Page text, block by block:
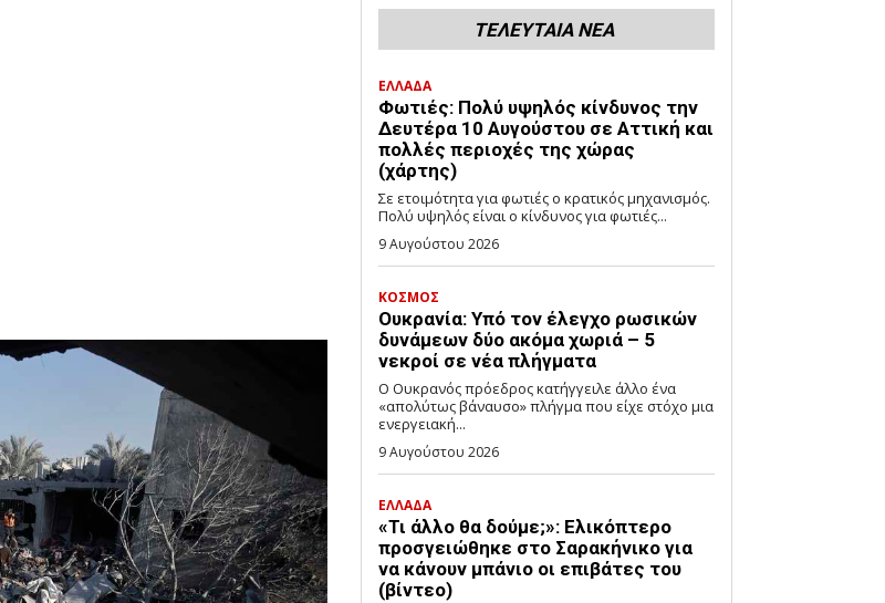
ΤΕΛΕΥΤΑΙΑ ΝΕΑ
ΕΛΛΑΔΑ
Φωτιές: Πολύ υψηλός κίνδυνος την
Δευτέρα 10 Αυγούστου σε Αττική και
πολλές περιοχές της χώρας
(χάρτης)
Σε ετοιμότητα για φωτιές ο κρατικός μηχανισμός.
Πολύ υψηλός είναι ο κίνδυνος για φωτιές...
9 Αυγούστου 2026
ΚΟΣΜΟΣ
Ουκρανία: Υπό τον έλεγχο ρωσικών
δυνάμεων δύο ακόμα χωριά – 5
νεκροί σε νέα πλήγματα
Ο Ουκρανός πρόεδρος κατήγγειλε άλλο ένα
«απολύτως βάναυσο» πλήγμα που είχε στόχο μια
ενεργειακή...
9 Αυγούστου 2026
ΕΛΛΑΔΑ
«Τι άλλο θα δούμε;»: Ελικόπτερο
προσγειώθηκε στο Σαρακήνικο για
να κάνουν μπάνιο οι επιβάτες του
(βίντεο)